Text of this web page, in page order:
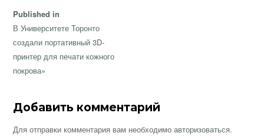
Навигация
по
записям
Published in
В Университете Торонто
создали портативный 3D-
принтер для печати кожного
покрова»
Добавить комментарий
Для отправки комментария вам необходимоавторизоваться.